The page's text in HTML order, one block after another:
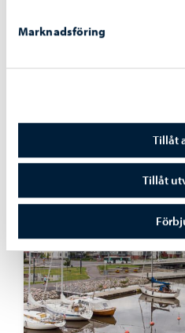
Marknadsföring
Tillåt
Tillåt
stärks med en tjänst